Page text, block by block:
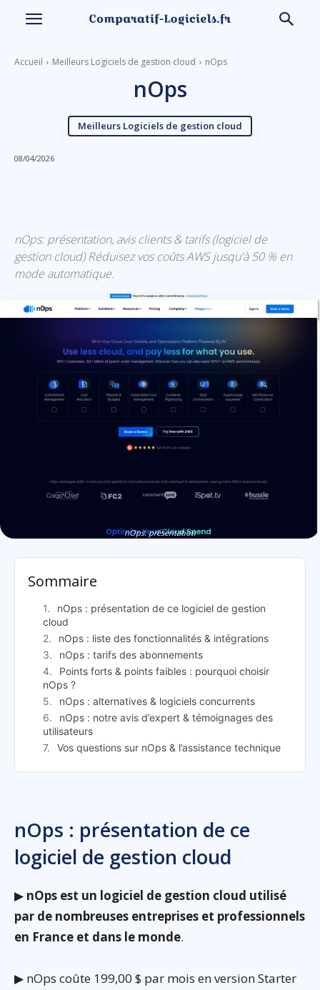
Accueil Meilleurs Logiciels de gestion cloud nOps
nOps
Meilleurs Logiciels de gestion cloud
08/04/2026
nOps: présentation, avis clients & tarifs (logiciel de
gestion cloud) Réduisez vos coûts AWS jusqu'à 50 % en
mode automatique.
nOps: présentation
Sommaire
nOps : présentation de ce logiciel de gestion
cloud
nOps : liste des fonctionnalités & intégrations
nOps : tarifs des abonnements
Points forts & points faibles : pourquoi choisir
nOps ?
nOps : alternatives & logiciels concurrents
nOps : notre avis d’expert & témoignages des
utilisateurs
Vos questions sur nOps & l’assistance technique
nOps : présentation de ce
logiciel de gestion cloud
▶ nOps est un logiciel de gestion cloud utilisé
par de nombreuses entreprises et professionnels
en France et dans le monde.
▶ nOps coûte 199,00 $ par mois en version Starter